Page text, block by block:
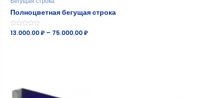
Полноцветная бегущая строка
Оценка
0
13.000.00₽ – 75.000.00₽